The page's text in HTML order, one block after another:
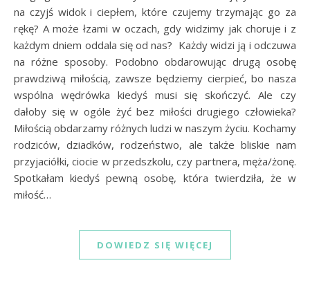
na czyjś widok i ciepłem, które czujemy trzymając go za
rękę? A może łzami w oczach, gdy widzimy jak choruje i z
każdym dniem oddala się od nas? Każdy widzi ją i odczuwa
na różne sposoby. Podobno obdarowując drugą osobę
prawdziwą miłością, zawsze będziemy cierpieć, bo nasza
wspólna wędrówka kiedyś musi się skończyć. Ale czy
dałoby się w ogóle żyć bez miłości drugiego człowieka?
Miłością obdarzamy różnych ludzi w naszym życiu. Kochamy
rodziców, dziadków, rodzeństwo, ale także bliskie nam
przyjaciółki, ciocie w przedszkolu, czy partnera, męża/żonę.
Spotkałam kiedyś pewną osobę, która twierdziła, że w
miłość…
DOWIEDZ SIĘ WIĘCEJ